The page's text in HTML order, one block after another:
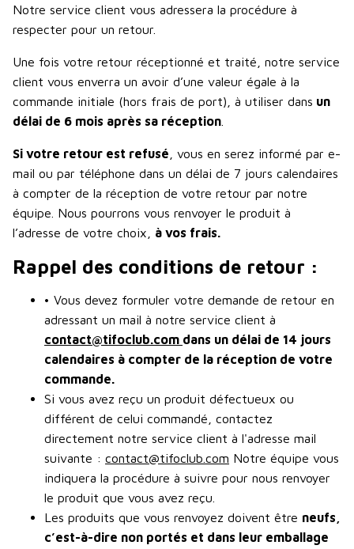
Notre service client vous adressera la procédure à
respecter pour un retour.
Une fois votre retour réceptionné et traité, notre service
client vous enverra un avoir d’une valeur égale à la
commande initiale (hors frais de port), à utiliser dans un
délai de 6 mois après sa réception
Si votre retour est refusé , vous en serez informé par e-
mail ou par téléphone dans un délai de 7 jours calendaires
à compter de la réception de votre retour par notre
équipe. Nous pourrons vous renvoyer le produit à
l’adresse de votre choix, à vos frais.
Rappel des conditions de retour :
• Vous devez formuler votre demande de retour en
adressant un mail à notre service client à
contact@tifoclub.com dans un délai de 14 jours
calendaires à compter de la réception de votre
commande.
Si vous avez reçu un produit défectueux ou
différent de celui commandé, contactez
directement notre service client à l'adresse mail
suivante : contact@tifoclub.com Notre équipe vous
indiquera la procédure à suivre pour nous renvoyer
le produit que vous avez reçu.
Les produits que vous renvoyez doivent être neufs,
c’est-à-dire non portés et dans leur emballage